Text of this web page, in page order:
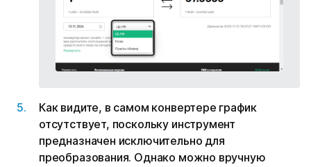
Как видите, в самом конвертере график
отсутствует, поскольку инструмент
предназначен исключительно для
преобразования. Однако можно вручную